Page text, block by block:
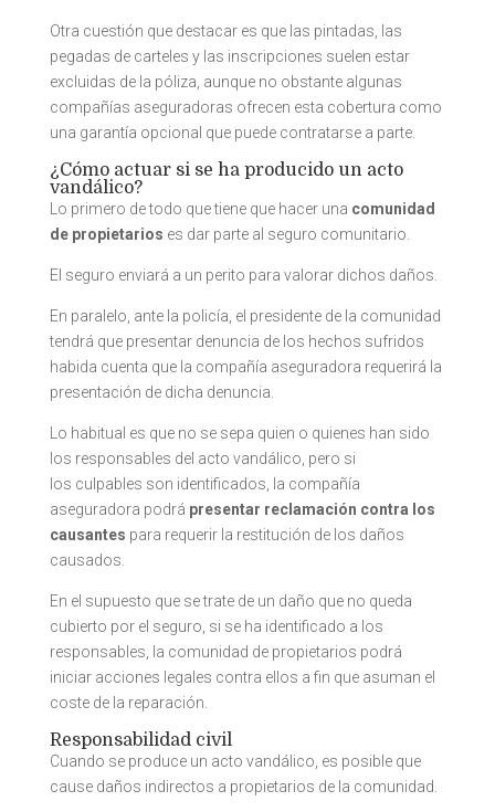
Otra cuestión que destacar es que las pintadas, las
pegadas de carteles y las inscripciones suelen estar
excluidas de la póliza, aunque no obstante algunas
compañías aseguradoras ofrecen esta cobertura como
una garantía opcional que puede contratarse a parte.
¿Cómo actuar si se ha producido un acto
vandálico?
Lo primero de todo que tiene que hacer una comunidad
de propietarios es dar parte al seguro comunitario.
El seguro enviará a un perito para valorar dichos daños.
En paralelo, ante la policía, el presidente de la comunidad
tendrá que presentar denuncia de los hechos sufridos
habida cuenta que la compañía aseguradora requerirá la
presentación de dicha denuncia.
Lo habitual es que no se sepa quien o quienes han sido
los responsables del acto vandálico, pero si
los culpables son identificados, la compañía
aseguradora podrá presentar reclamación contra los
causantes para requerir la restitución de los daños
causados.
En el supuesto que se trate de un daño que no queda
cubierto por el seguro, si se ha identificado a los
responsables, la comunidad de propietarios podrá
iniciar acciones legales contra ellos a fin que asuman el
coste de la reparación.
Responsabilidad civil
Cuando se produce un acto vandálico, es posible que
cause daños indirectos a propietarios de la comunidad.